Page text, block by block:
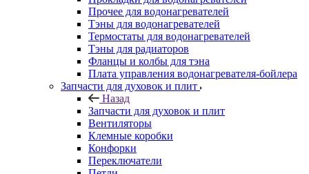
Прочее для водонагревателей
Тэны для водонагревателей
Термостаты для водонагревателей
Тэны для радиаторов
Фланцы и колбы для тэна
Плата управления водонагревателя-бойлера
Запчасти для духовок и плит
Назад
Запчасти для духовок и плит
Вентиляторы
Клемные коробки
Конфорки
Переключатели